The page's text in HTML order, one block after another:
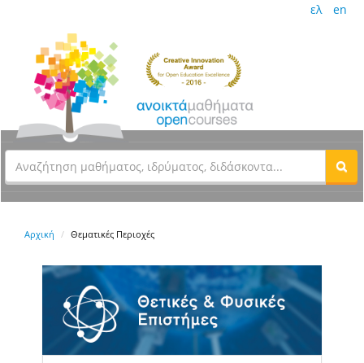
ελ en
Αρχική Θεματικές Περιοχές